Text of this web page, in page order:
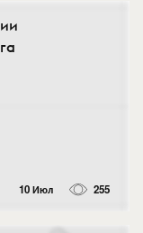
10 Июл 255